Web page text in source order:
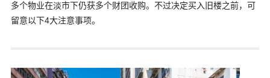
多个物业在淡市下仍获多个财团收购。不过决定买入旧楼之前，可
留意以下4大注意事项。